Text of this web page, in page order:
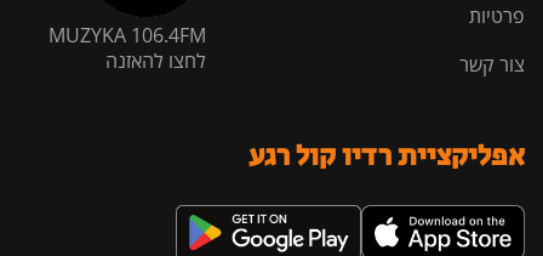
פרטיות
צור קשר
MUZYKA 106.4FM
לחצו להאזנה
אפליקציית רדיו קול רגע